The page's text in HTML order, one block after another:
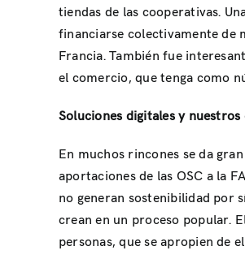
tiendas de las cooperativas.
financiarse colectivamente de
Francia. También fue
el comercio, que tenga como
Soluciones digitales y nuestros
En muchos rincones se da
aportaciones de las OSC a la
no generan sostenibilidad por
crean en un proceso popular.
personas, que se apropien de